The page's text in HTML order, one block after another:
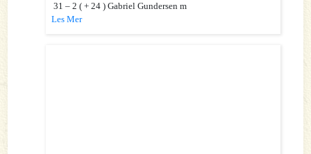
31 – 2 ( + 24 ) Gabriel Gundersen m
Les Mer